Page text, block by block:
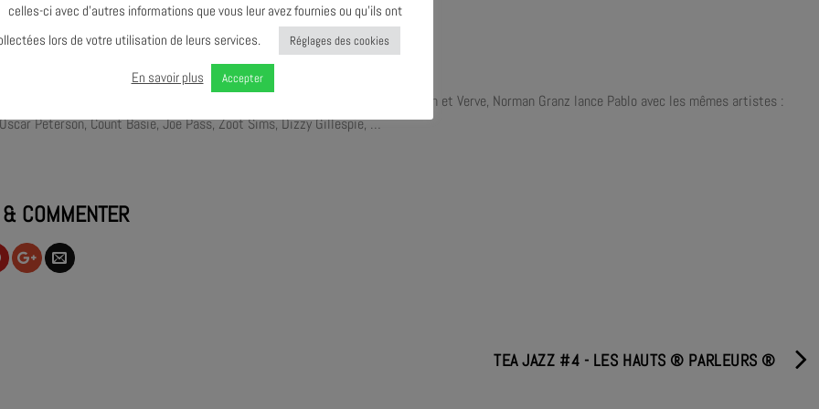
« Pass » à 1€ indispensable, à se procurer sur place)
la conférence
qu’il s’ennuyait un peu, dix ans après avoir vendu ses catalogues Clef, Norgran et Verve, Norman Granz lance Pablo avec les mêmes artistes :
Peterson, Count Basie, Joe Pass, Zoot Sims, Dizzy Gillespie, …
& COMMENTER
TEA JAZZ #4 - LES HAUTS ® PARLEURS ®
celles-ci avec d’autres informations que vous leur avez fournies ou qu’ils ont
lors de votre utilisation de leurs services.
Réglages des cookies
En savoir plus Accepter